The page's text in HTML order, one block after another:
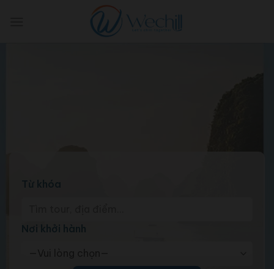
Nơi khởi hành